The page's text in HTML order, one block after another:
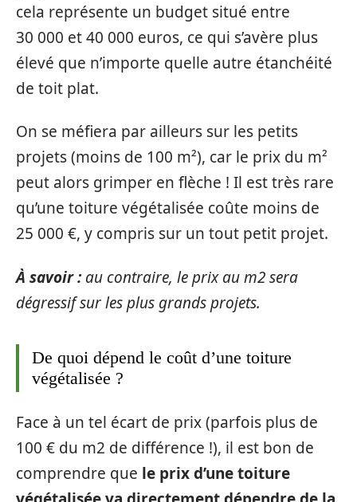
cela représente un budget situé entre
30 000 et 40 000 euros, ce qui s’avère plus
élevé que n’importe quelle autre étanchéité
de toit plat.
On se méfiera par ailleurs sur les petits
projets (moins de 100 m²), car le prix du m²
peut alors grimper en flèche ! Il est très rare
qu’une toiture végétalisée coûte moins de
25 000 €, y compris sur un tout petit projet.
À savoir :au contraire, le prix au m2 sera
dégressif sur les plus grands projets.
De quoi dépend le coût d’une toiture
végétalisée ?
Face à un tel écart de prix (parfois plus de
100 € du m2 de différence !), il est bon de
comprendre que le prix d’une toiture